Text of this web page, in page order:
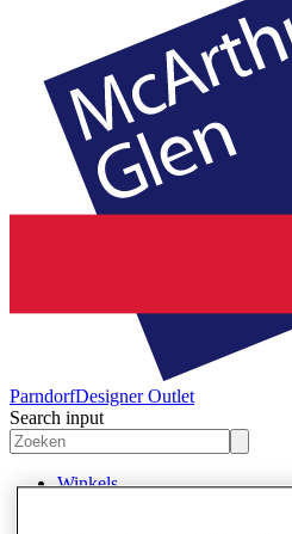
ParndorfDesigner Outlet
Search input
Winkels